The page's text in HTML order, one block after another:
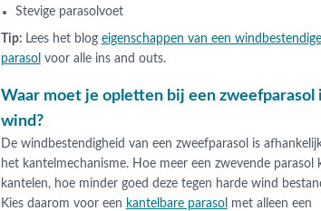
Stevige parasolvoet
Tip: Lees het blog eigenschappen van een windbestendige
parasol voor alle ins and outs.
Waar moet je opletten bij een zweefparasol
wind?
De windbestendigheid van een zweefparasol is
het kantelmechanisme. Hoe meer een zwevende parasol
kantelen, hoe minder goed deze tegen harde wind
Kies daarom voor een kantelbare parasol met alleen een